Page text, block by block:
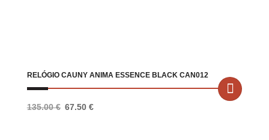
RELÓGIO CAUNY ANIMA ESSENCE BLACK CAN012
135.00€ O
67.50 €